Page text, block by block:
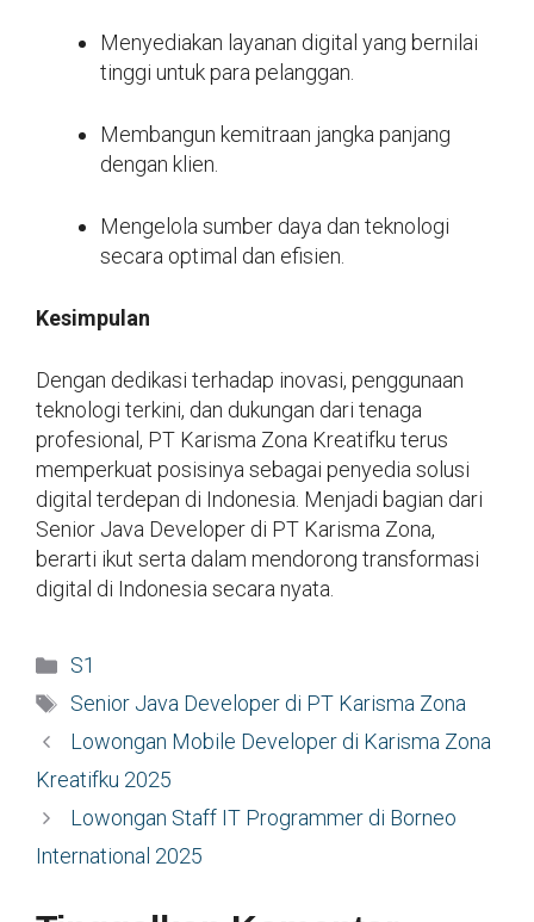
Menyediakan layanan digital yang bernilai
tinggi untuk para pelanggan.
Membangun kemitraan jangka panjang
dengan klien.
Mengelola sumber daya dan teknologi
secara optimal dan efisien.
Kesimpulan
Dengan dedikasi terhadap inovasi, penggunaan
teknologi terkini, dan dukungan dari tenaga
profesional, PT Karisma Zona Kreatifku terus
memperkuat posisinya sebagai penyedia solusi
digital terdepan di Indonesia. Menjadi bagian dari
Senior Java Developer di PT Karisma Zona,
berarti ikut serta dalam mendorong transformasi
digital di Indonesia secara nyata.
Kategori
S1
Tag
Senior Java Developer di PT Karisma Zona
Lowongan Mobile Developer di Karisma Zona
Kreatifku 2025
Lowongan Staff IT Programmer di Borneo
International 2025